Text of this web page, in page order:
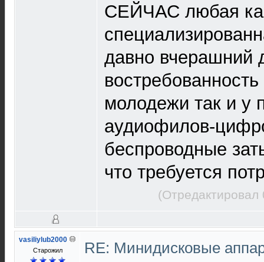
СЕЙЧАС любая
давно вчерашний
молодежи так и у
аудиофилов-
беспроводные
что требуется
vasiliylub2000
Старожил
RE: Минидисковые